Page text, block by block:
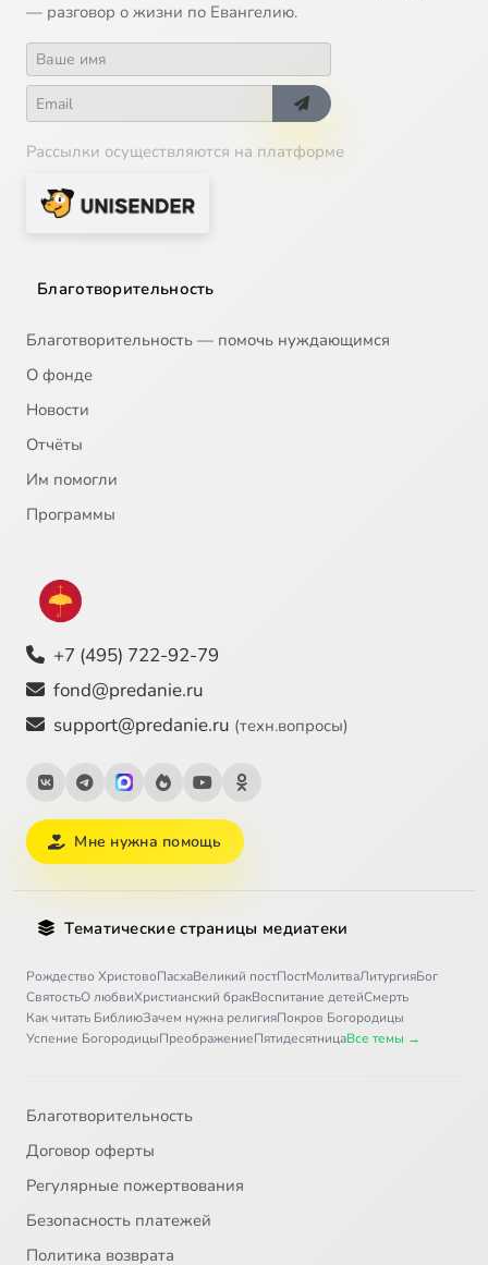
— разговор о жизни по Евангелию.
Рассылки осуществляются на платформе
Благотворительность
Благотворительность — помочь нуждающимся
О фонде
Новости
Отчёты
Им помогли
Программы
+7 (495) 722-92-79
fond@predanie.ru
support@predanie.ru (техн.вопросы)
Мне нужна помощь
Тематические страницы медиатеки
Рождество ХристовоПасхаВеликий постПостМолитваЛитургияБог
СвятостьО любвиХристианский бракВоспитание детейСмерть
Как читать БиблиюЗачем нужна религияПокров Богородицы
Успение БогородицыПреображениеПятидесятницаВсе темы →
Благотворительность
Договор оферты
Регулярные пожертвования
Безопасность платежей
Политика возврата